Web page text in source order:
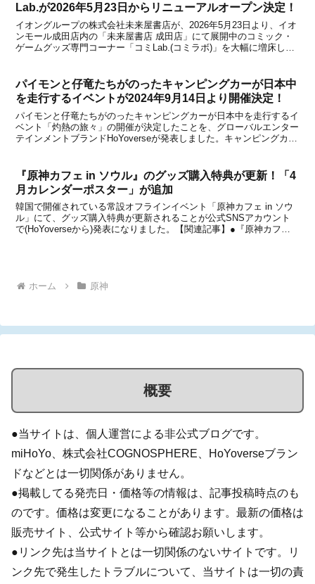
Lab.が2026年5月23日からリニューアルオープン決定！
イオングループの株式会社未来屋書店が、2026年5月23日より、イオ
ンモール成田店内の「未来屋書店 成田店」にて展開中のコミック・
ゲームグッズ専門コーナー「コミLab.(コミラボ)」を大幅に増床し、
パイモンと仔竜たちがのったキャンピングカーが日本中
を走行するイベントが2024年9月14日より開催決定！
パイモンと仔竜たちがのったキャンピングカーが日本中を走行するイ
ベント「灼熱の旅々」の開催が決定したことを、グローバルエンター
テインメントブランドHoYoverseが発表しました。キャンピングカー
『原神カフェ in ソウル』のグッズ購入特典が更新！「4
月カレンダーポスター」が追加
韓国で開催されている常設オフラインイベント「原神カフェ in ソウ
ル」にて、グッズ購入特典が更新されることが公式SNSアカウント
で(HoYoverseから)発表になりました。【関連記事】●『原神カフェ
ホーム 原神
概要
●当サイトは、個人運営による非公式ブログです。
miHoYo、株式会社COGNOSPHERE、HoYoverseブラン
ドなどとは一切関係がありません。
●掲載してる発売日・価格等の情報は、記事投稿時点のも
のです。価格は変更になることがあります。最新の価格は
販売サイト、公式サイト等から確認お願いします。
●リンク先は当サイトとは一切関係のないサイトです。リ
ンク先で発生したトラブルについて、当サイトは一切の責